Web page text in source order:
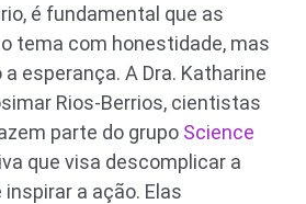
é fundamental que as
tema com honestidade, mas
esperança. A Dra. Katharine
Rios-Berrios, cientistas
parte do grupo Science
que visa descomplicar a
a ação. Elas